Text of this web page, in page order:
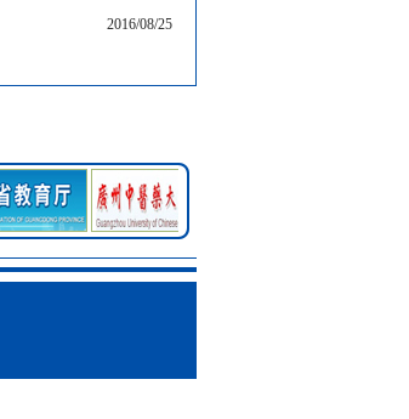
2016/08/25